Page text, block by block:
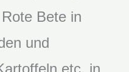
Bete in
und